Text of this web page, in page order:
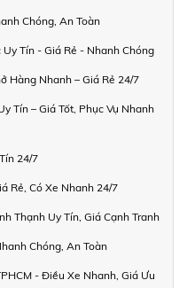
Chóng, An Toàn
Tín - Giá Rẻ - Nhanh Chóng
Hàng Nhanh – Giá Rẻ 24/7
Tín – Giá Tốt, Phục Vụ Nhanh
24/7
Rẻ, Có Xe Nhanh 24/7
Thạnh Uy Tín, Giá Cạnh Tranh
Chóng, An Toàn
- Điều Xe Nhanh, Giá Ưu